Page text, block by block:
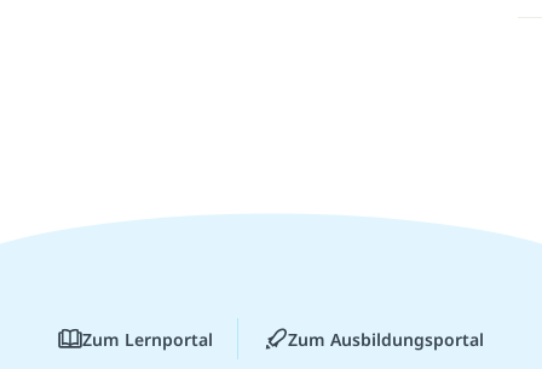
Zum Lernportal Zum Ausbildungsportal